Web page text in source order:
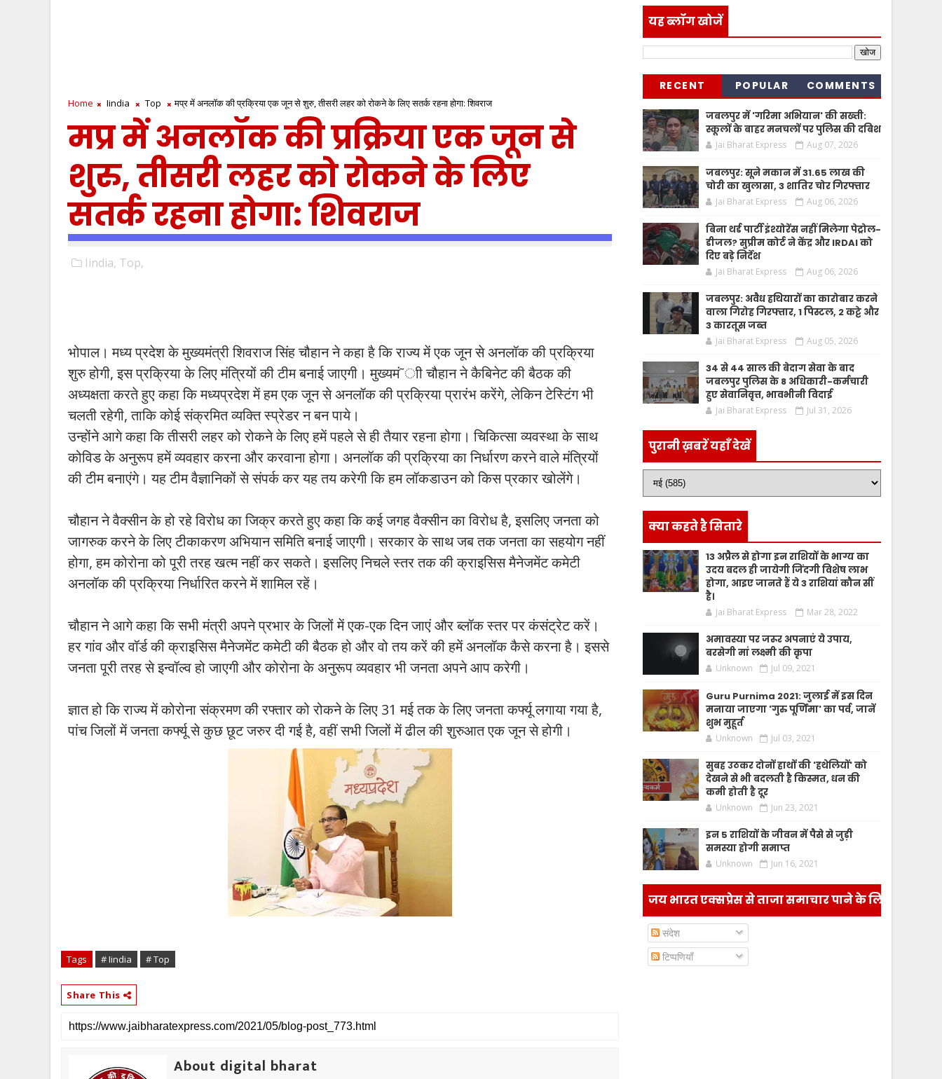
Home Iindia Top मप्र में अनलॉक की प्रक्रिया एक जून से शुरु, तीसरी लहर को रोकने के लिए सतर्क रहना होगा: शिवराज
मप्र में अनलॉक की प्रक्रिया एक जून से
शुरु, तीसरी लहर को रोकने के लिए
सतर्क रहना होगा: शिवराज
Iindia, Top,
भोपाल। मध्य प्रदेश के मुख्यमंत्री शिवराज सिंह चौहान ने कहा है कि राज्य में एक जून से अनलॉक की प्रक्रिया
शुरु होगी, इस प्रक्रिया के लिए मंत्रियों की टीम बनाई जाएगी। मुख्यमं˜ाी चौहान ने कैबिनेट की बैठक की
अध्यक्षता करते हुए कहा कि मध्यप्रदेश में हम एक जून से अनलॉक की प्रक्रिया प्रारंभ करेंगे, लेकिन टेस्टिंग भी
चलती रहेगी, ताकि कोई संक्रमित व्यक्ति स्प्रेडर न बन पाये।
उन्होंने आगे कहा कि तीसरी लहर को रोकने के लिए हमें पहले से ही तैयार रहना होगा। चिकित्सा व्यवस्था के साथ
कोविड के अनुरूप हमें व्यवहार करना और करवाना होगा। अनलॉक की प्रक्रिया का निर्धारण करने वाले मंत्रियों
की टीम बनाएंगे। यह टीम वैज्ञानिकों से संपर्क कर यह तय करेगी कि हम लॉकडाउन को किस प्रकार खोलेंगे।
चौहान ने वैक्सीन के हो रहे विरोध का जिक्र करते हुए कहा कि कई जगह वैक्सीन का विरोध है, इसलिए जनता को
जागरुक करने के लिए टीकाकरण अभियान समिति बनाई जाएगी। सरकार के साथ जब तक जनता का सहयोग नहीं
होगा, हम कोरोना को पूरी तरह खत्म नहीं कर सकते। इसलिए निचले स्तर तक की क्राइसिस मैनेजमेंट कमेटी
अनलॉक की प्रक्रिया निर्धारित करने में शामिल रहें।
चौहान ने आगे कहा कि सभी मंत्री अपने प्रभार के जिलों में एक-एक दिन जाएं और ब्लॉक स्तर पर कंसंट्रेट करें।
हर गांव और वॉर्ड की क्राइसिस मैनेजमेंट कमेटी की बैठक हो और वो तय करें की हमें अनलॉक कैसे करना है। इससे
जनता पूरी तरह से इन्वॉल्व हो जाएगी और कोरोना के अनुरूप व्यवहार भी जनता अपने आप करेगी।
ज्ञात हो कि राज्य में कोरोना संक्रमण की रफ्तार को रोकने के लिए 31 मई तक के लिए जनता कर्फ्यू लगाया गया है,
पांच जिलों में जनता कर्फ्यू से कुछ छूट जरुर दी गई है, वहीं सभी जिलों में ढील की शुरुआत एक जून से होगी।
Tags # Iindia # Top
Share This
About digital bharat
यह ब्लॉग खोजें
RECENT POPULAR COMMENTS
जबलपुर में 'गरिमा अभियान' की सख्ती:
स्कूलों के बाहर मनचलों पर पुलिस की दबिश
Jai Bharat Express Aug 07, 2026
जबलपुर: सूने मकान में 31.65 लाख की
चोरी का खुलासा, 3 शातिर चोर गिरफ्तार
Jai Bharat Express Aug 06, 2026
बिना थर्ड पार्टी इंश्योरेंस नहीं मिलेगा पेट्रोल-
डीजल? सुप्रीम कोर्ट ने केंद्र और IRDAI को
दिए बड़े निर्देश
Jai Bharat Express Aug 06, 2026
जबलपुर: अवैध हथियारों का कारोबार करने
वाला गिरोह गिरफ्तार, 1 पिस्टल, 2 कट्टे और
3 कारतूस जब्त
Jai Bharat Express Aug 05, 2026
34 से 44 साल की बेदाग सेवा के बाद
जबलपुर पुलिस के 8 अधिकारी-कर्मचारी
हुए सेवानिवृत्त, भावभीनी विदाई
Jai Bharat Express Jul 31, 2026
पुरानी ख़बरें यहाँ देखें
क्या कहते है सितारे
13 अप्रैल से होगा इन राशियों के भाग्य का
उदय बदल ही जायेगी जिंदगी विशेष लाभ
होगा, आइए जानते हैं ये 3 राशियां कौन सीं
है।
Jai Bharat Express Mar 28, 2022
अमावस्या पर जरूर अपनाएं ये उपाय,
बरसेगी मां लक्ष्मी की कृपा
Unknown Jul 09, 2021
Guru Purnima 2021: जुलाई में इस दिन
मनाया जाएगा 'गुरु पूर्णिमा' का पर्व, जानें
शुभ मुहूर्त
Unknown Jul 03, 2021
सुबह उठकर दोनों हाथों की 'हथेलियों' को
देखने से भी बदलती है किस्मत, धन की
कमी होती है दूर
Unknown Jun 23, 2021
इन 5 राशियों के जीवन में पैसे से जुड़ी
समस्या होगी समाप्त
Unknown Jun 16, 2021
जय भारत एक्सप्रेस से ताजा समाचार पाने के लिए
संदेश
टिप्पणियाँ